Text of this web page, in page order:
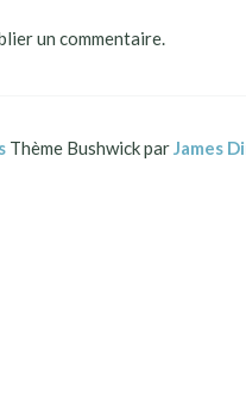
un commentaire.
Thème Bushwick parJames